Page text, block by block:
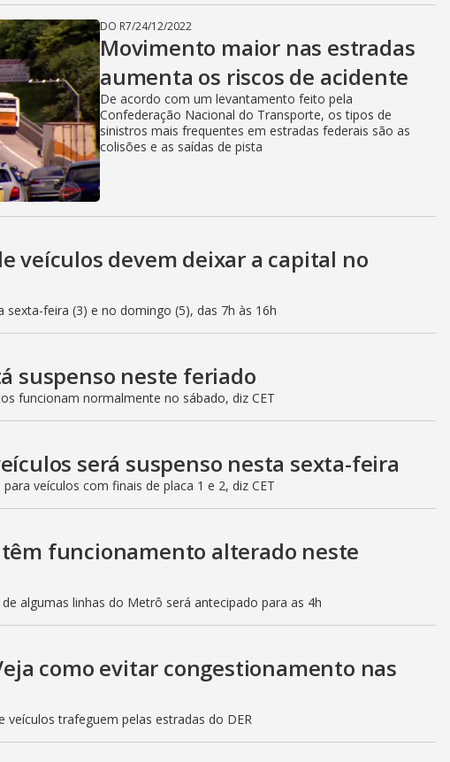
DO R7/24/12/2022
Movimento maior nas estradas
aumenta os riscos de acidente
De acordo com um levantamento feito pela
Confederação Nacional do Transporte, os tipos de
sinistros mais frequentes em estradas federais são as
colisões e as saídas de pista
veículos devem deixar a capital no
sexta-feira (3) e no domingo (5), das 7h às 16h
suspenso neste feriado
funcionam normalmente no sábado, diz CET
será suspenso nesta sexta-feira
veículos com finais de placa 1 e 2, diz CET
funcionamento alterado neste
algumas linhas do Metrô será antecipado para as 4h
como evitar congestionamento nas
veículos trafeguem pelas estradas do DER